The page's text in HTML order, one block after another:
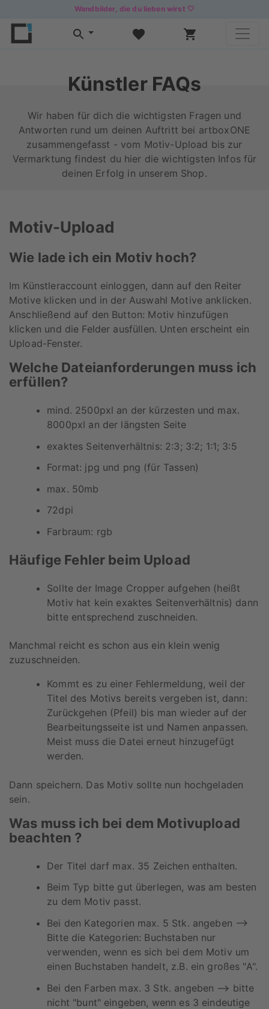
Wandbilder, die du lieben wirst 🤍
Künstler FAQs
Wir haben für dich die wichtigsten Fragen und
Antworten rund um deinen Auftritt bei artboxONE
zusammengefasst - vom Motiv-Upload bis zur
Vermarktung findest du hier die wichtigsten Infos für
deinen Erfolg in unserem Shop.
Motiv-Upload
Wie lade ich ein Motiv hoch?
Im Künstleraccount einloggen, dann auf den Reiter
Motive klicken und in der Auswahl Motive anklicken.
Anschließend auf den Button: Motiv hinzufügen
klicken und die Felder ausfüllen. Unten erscheint ein
Upload-Fenster.
Welche Dateianforderungen muss ich
erfüllen?
mind. 2500pxl an der kürzesten und max.
8000pxl an der längsten Seite
exaktes Seitenverhältnis: 2:3; 3:2; 1:1; 3:5
Format: jpg und png (für Tassen)
max. 50mb
72dpi
Farbraum: rgb
Häufige Fehler beim Upload
Sollte der Image Cropper aufgehen (heißt
Motiv hat kein exaktes Seitenverhältnis) dann
bitte entsprechend zuschneiden.
Manchmal reicht es schon aus ein klein wenig
zuzuschneiden.
Kommt es zu einer Fehlermeldung, weil der
Titel des Motivs bereits vergeben ist, dann:
Zurückgehen (Pfeil) bis man wieder auf der
Bearbeitungsseite ist und Namen anpassen.
Meist muss die Datei erneut hinzugefügt
werden.
Dann speichern. Das Motiv sollte nun hochgeladen
sein.
Was muss ich bei dem Motivupload
beachten ?
Der Titel darf max. 35 Zeichen enthalten.
Beim Typ bitte gut überlegen, was am besten
zu dem Motiv passt.
Bei den Kategorien max. 5 Stk. angeben -->
Bitte die Kategorien: Buchstaben nur
verwenden, wenn es sich bei dem Motiv um
einen Buchstaben handelt, z.B. ein großes "A".
Bei den Farben max. 3 Stk. angeben --> bitte
nicht "bunt" eingeben, wenn es 3 eindeutige